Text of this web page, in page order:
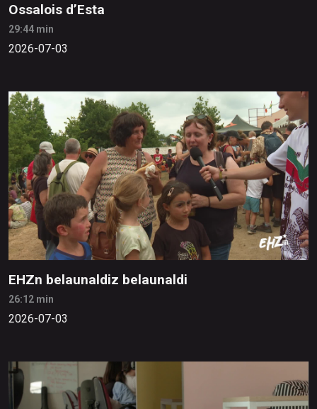
Ossalois d’Esta
29:44 min
2026-07-03
EHZn belaunaldiz belaunaldi
26:12 min
2026-07-03